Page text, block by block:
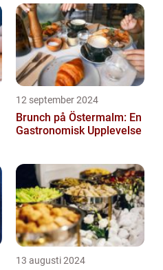
12 september 2024
Brunch på Östermalm: En
Gastronomisk Upplevelse
13 augusti 2024